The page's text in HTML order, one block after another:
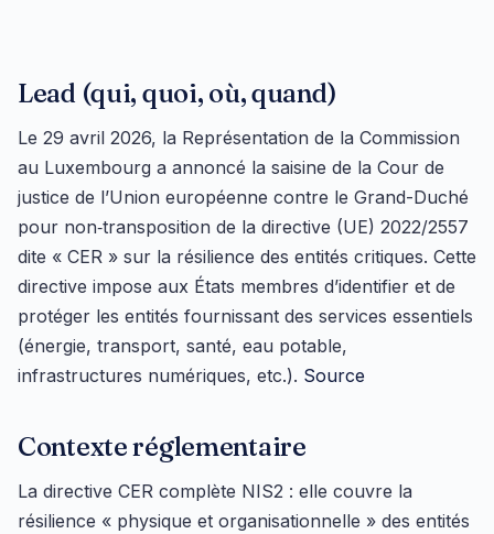
Lead (qui, quoi, où, quand)
Le 29 avril 2026, la Représentation de la Commission
au Luxembourg a annoncé la saisine de la Cour de
justice de l’Union européenne contre le Grand-Duché
pour non‑transposition de la directive (UE) 2022/2557
dite « CER » sur la résilience des entités critiques. Cette
directive impose aux États membres d’identifier et de
protéger les entités fournissant des services essentiels
(énergie, transport, santé, eau potable,
infrastructures numériques, etc.). Source
Contexte réglementaire
La directive CER complète NIS2 : elle couvre la
résilience « physique et organisationnelle » des entités